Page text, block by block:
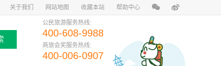
关于我们 网站地图 收藏本站 帮助中心
公民旅游服务热线:
400-608-9988
商旅会奖服务热线:
400-006-0907